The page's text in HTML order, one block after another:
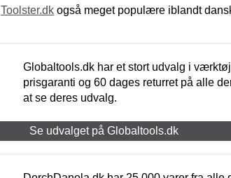
Toolster.dk også meget populære iblandt
Globaltools.dk har et stort udvalg i
prisgaranti og 60 dages returret på alle
at se deres udvalg.
Se udvalget på Globaltools.dk